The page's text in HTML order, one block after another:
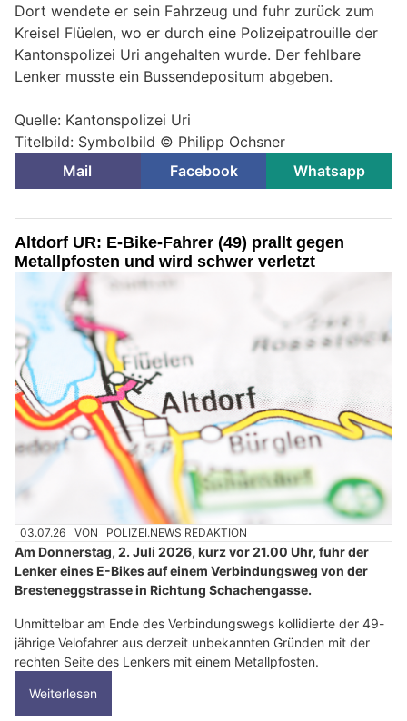
Dort wendete er sein Fahrzeug und fuhr zurück zum
Kreisel Flüelen, wo er durch eine Polizeipatrouille der
Kantonspolizei Uri angehalten wurde. Der fehlbare
Lenker musste ein Bussendepositum abgeben.
Quelle: Kantonspolizei Uri
Titelbild: Symbolbild © Philipp Ochsner
Mail
Facebook Whatsapp
Altdorf UR: E-Bike-Fahrer (49) prallt gegen
Metallpfosten und wird schwer verletzt
03.07.26 VON POLIZEI.NEWS REDAKTION
Am Donnerstag, 2. Juli 2026, kurz vor 21.00 Uhr, fuhr der
Lenker eines E-Bikes auf einem Verbindungsweg von der
Bresteneggstrasse in Richtung Schachengasse.
Unmittelbar am Ende des Verbindungswegs kollidierte der 49-
jährige Velofahrer aus derzeit unbekannten Gründen mit der
rechten Seite des Lenkers mit einem Metallpfosten.
Weiterlesen